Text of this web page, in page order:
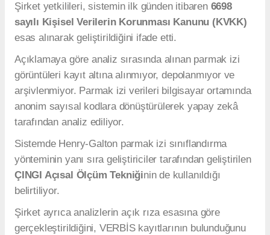
Şirket yetkilileri, sistemin ilk günden itibaren 6698
sayılı Kişisel Verilerin Korunması Kanunu (KVKK)
esas alınarak geliştirildiğini ifade etti.
Açıklamaya göre analiz sırasında alınan parmak izi
görüntüleri kayıt altına alınmıyor, depolanmıyor ve
arşivlenmiyor. Parmak izi verileri bilgisayar ortamında
anonim sayısal kodlara dönüştürülerek yapay zekâ
tarafından analiz ediliyor.
Sistemde Henry-Galton parmak izi sınıflandırma
yönteminin yanı sıra geliştiriciler tarafından geliştirilen
ÇINGI Açısal Ölçüm Tekniğinin de kullanıldığı
belirtiliyor.
Şirket ayrıca analizlerin açık rıza esasına göre
gerçekleştirildiğini, VERBİS kayıtlarının bulunduğunu